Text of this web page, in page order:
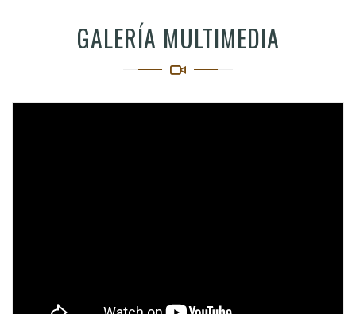
GALERÍA MULTIMEDIA